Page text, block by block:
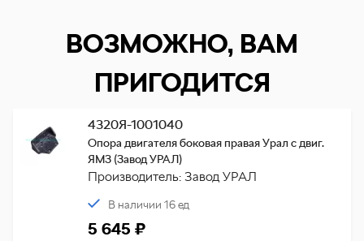
ВОЗМОЖНО, ВАМ
ПРИГОДИТСЯ
4320Я-1001040
Опора двигателя боковая правая Урал с двиг.
ЯМЗ (Завод УРАЛ)
Производитель: Завод УРАЛ
В наличии 16 ед
5 645 ₽